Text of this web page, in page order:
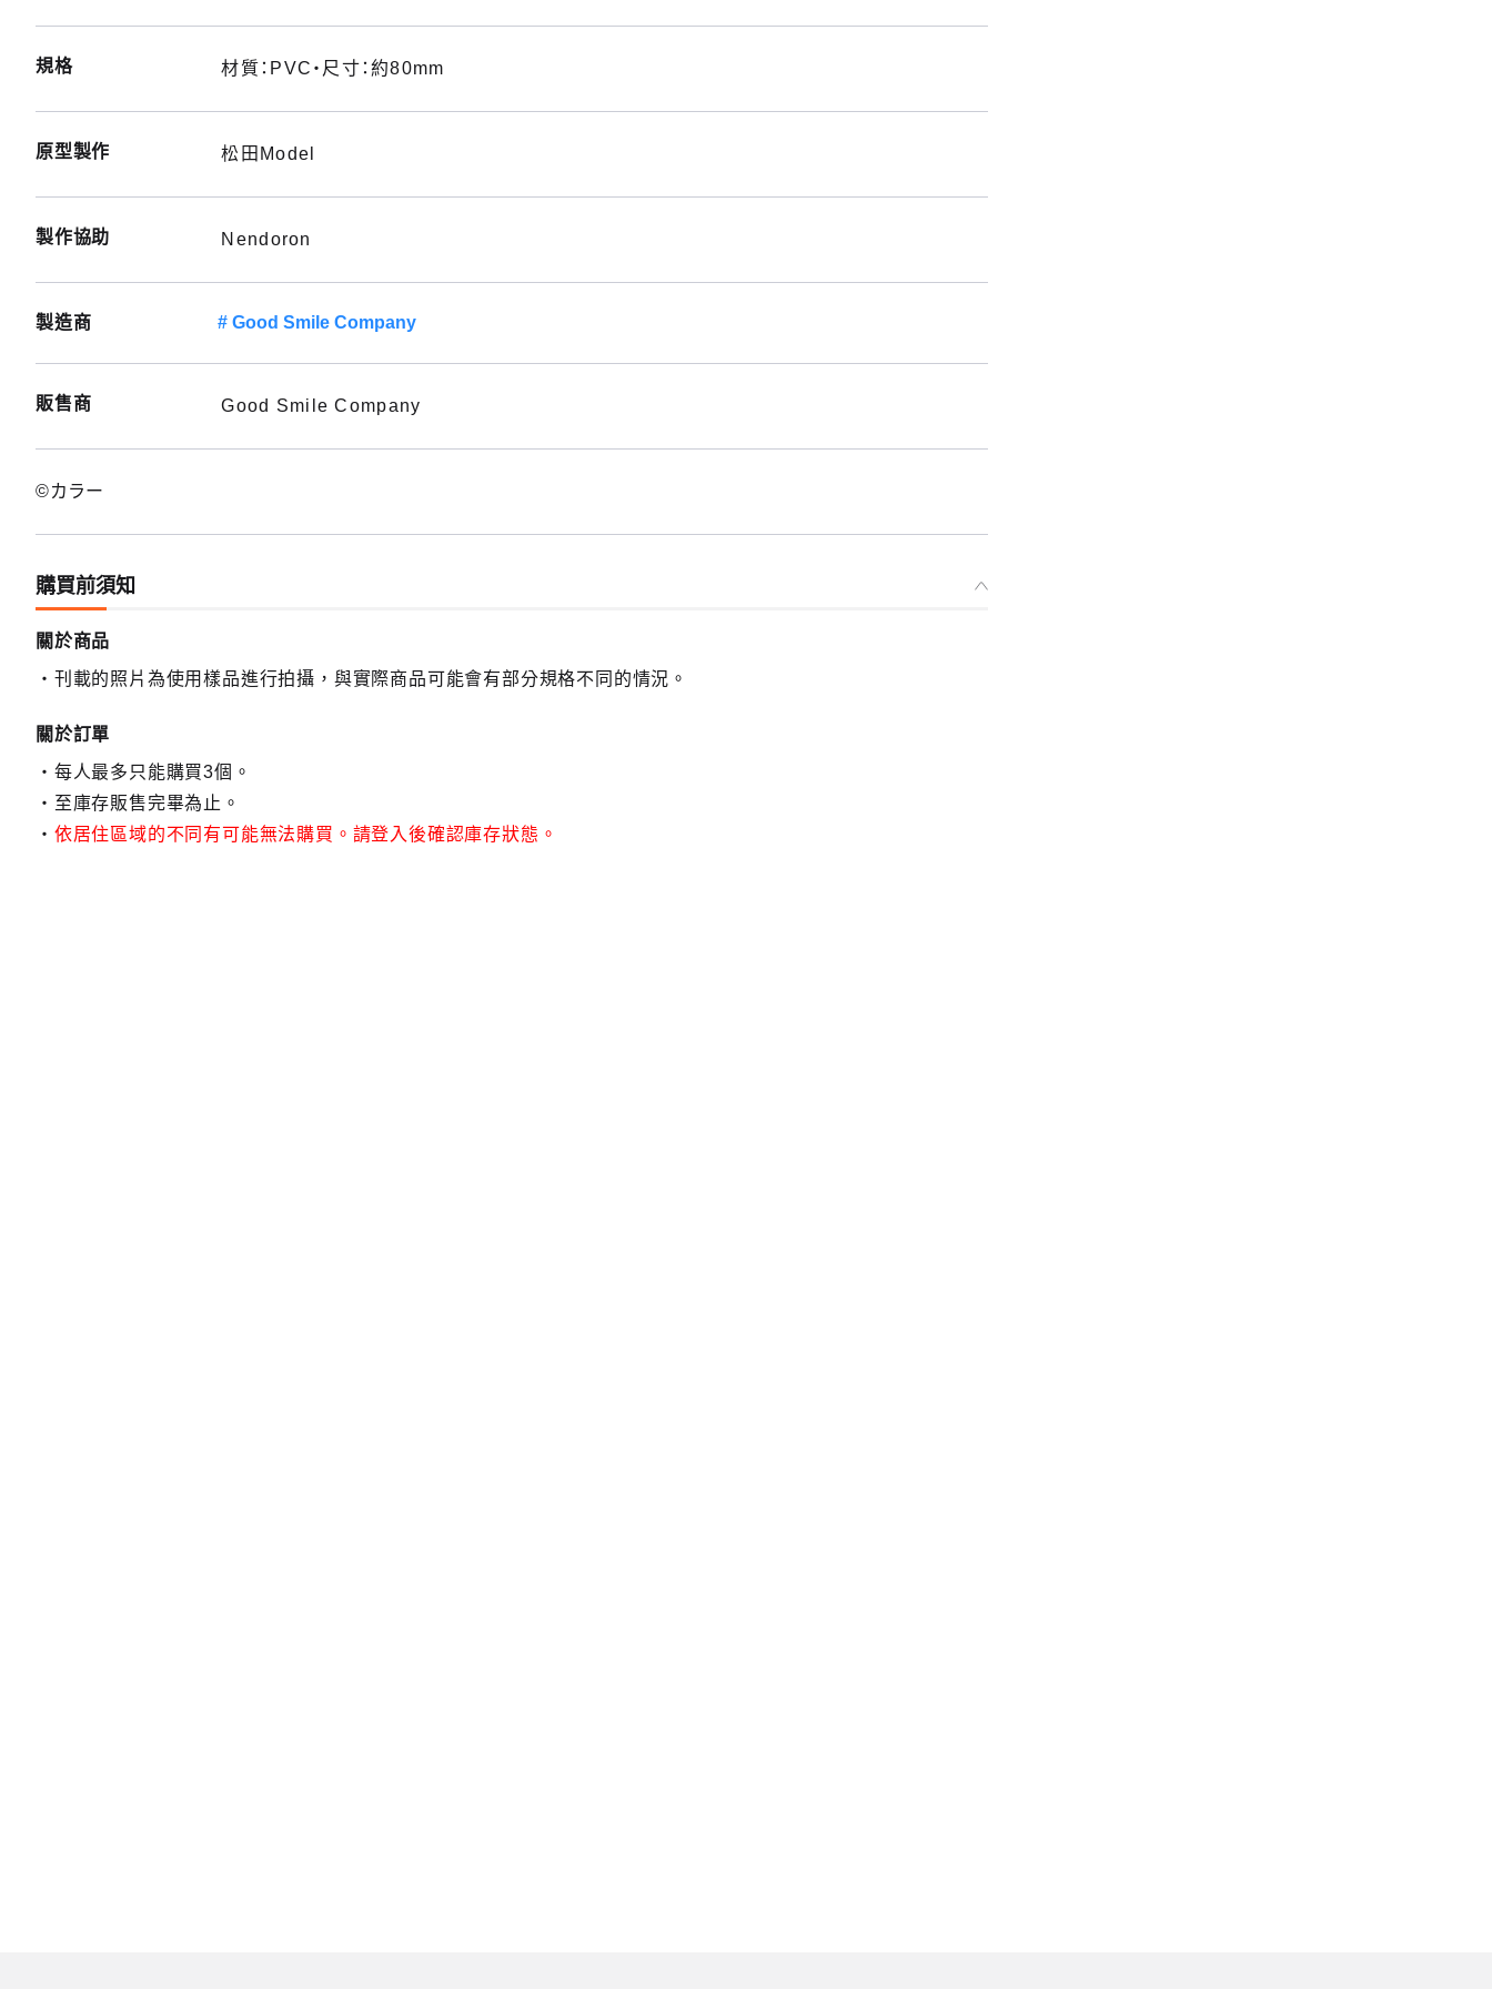
規格 材質：PVC・尺寸：約80mm
原型製作 松田Model
製作協助 Nendoron
製造商 Good Smile Company
販售商 Good Smile Company
©カラー
購買前須知
關於商品
刊載的照片為使用樣品進行拍攝，與實際商品可能會有部分規格不同的情況。
關於訂單
每人最多只能購買3個。
至庫存販售完畢為止。
依居住區域的不同有可能無法購買。請登入後確認庫存狀態。